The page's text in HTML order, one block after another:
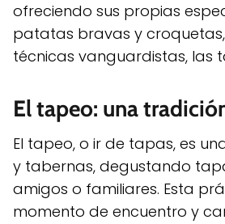
ofreciendo sus propias
patatas bravas y
técnicas vanguardistas, las
El tapeo: una
El tapeo, o ir de tapas, es
y tabernas, degustando
amigos o familiares. Esta
momento de encuentro y